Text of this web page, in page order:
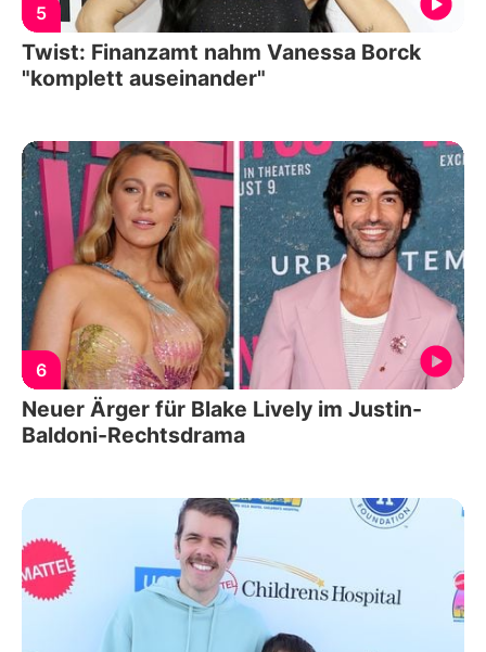
5
Twist: Finanzamt nahm Vanessa Borck
"komplett auseinander"
6
Neuer Ärger für Blake Lively im Justin-
Baldoni-Rechtsdrama